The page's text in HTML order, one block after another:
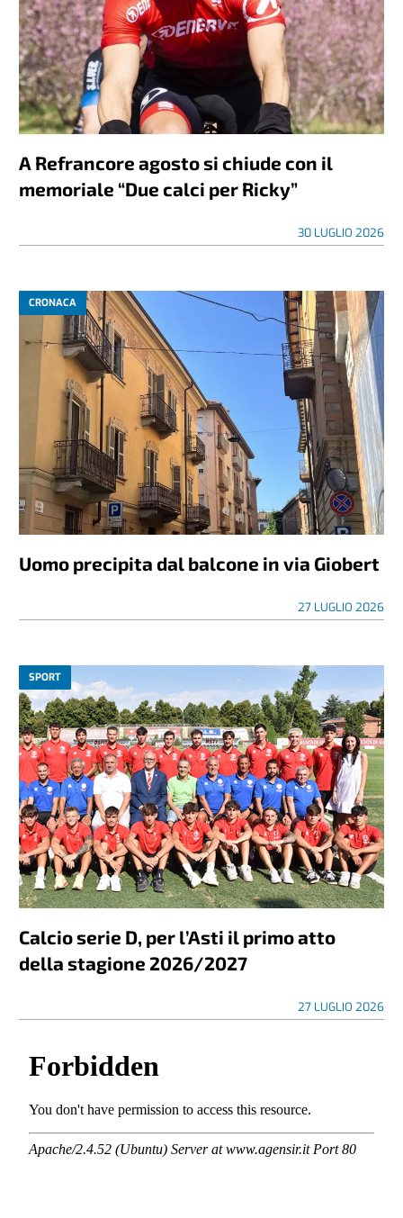
A Refrancore agosto si chiude con il
memoriale “Due calci per Ricky”
30 LUGLIO 2026
CRONACA
Uomo precipita dal balcone in via Giobert
27 LUGLIO 2026
SPORT
Calcio serie D, per l’Asti il primo atto
della stagione 2026/2027
27 LUGLIO 2026